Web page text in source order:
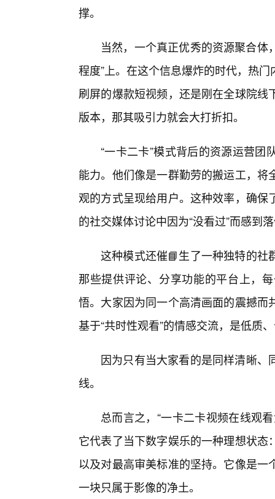
撑。
当然，一个真正优秀的资源聚合体
程度”上。在这个信息爆炸的时代，热
刷屏的爆款短视频，还是刚在全球院
版本，那其吸引力就会大打折扣。
“一卡二卡”模式背后的资源运营
能力。他们像是一群勤劳的搬运工，
观的方式呈现给用户。这种效率，确
的社交媒体讨论中因为“没看过”而感到
这种模式还催📘生了一种独特的社
那些提供评论、分享功能的平台上，
悟。大家因为同一个高清画面的震撼
基于“共时性观看”的情感交流，是低质
因为只有当大家看的是同样清晰
线。
总而言之，“一卡二卡视频在线观
它代表了当下数字娱乐的一种理想状
以及对最高审美标准的坚持。它像是
一块只属于影像的净土。